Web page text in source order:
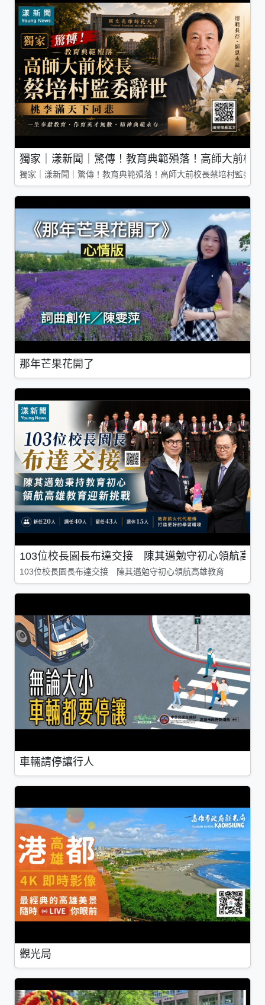
獨家｜漾新聞｜驚傳！教育典範殞落！高師大前校
獨家｜漾新聞｜驚傳！教育典範殞落！高師大前校長蔡培村監委
那年芒果花開了
103位校長園長布達交接 陳其邁勉守初心領航高雄
103位校長園長布達交接 陳其邁勉守初心領航高雄教育
車輛請停讓行人
觀光局